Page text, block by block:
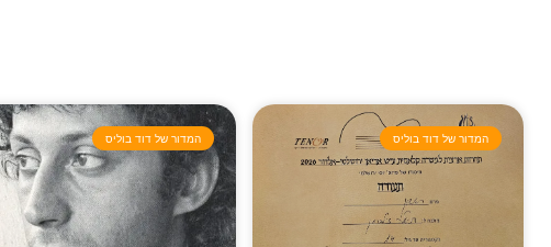
המדור של דוד בוליס המדור של דוד בוליס